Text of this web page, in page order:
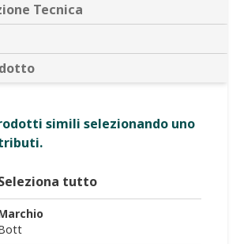
Tecnica
simili selezionando uno
tutto